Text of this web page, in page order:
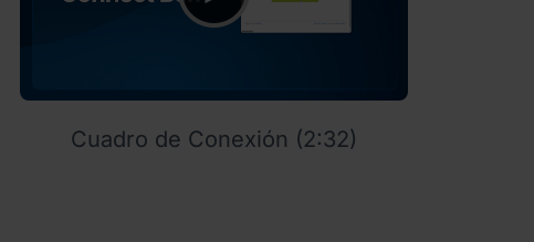
Cuadro de Conexión (2:32)